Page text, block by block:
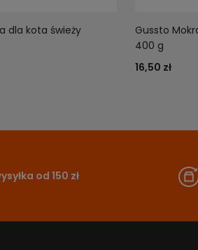
dla kota świeży
Gussto
400 g
16,50 zł
od 150 zł